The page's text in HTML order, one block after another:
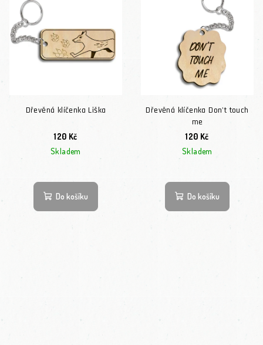
Dřevěná klíčenka Liška
120 Kč
Skladem
Do košíku
Dřevěná klíčenka Don't touch
me
120 Kč
Skladem
Do košíku